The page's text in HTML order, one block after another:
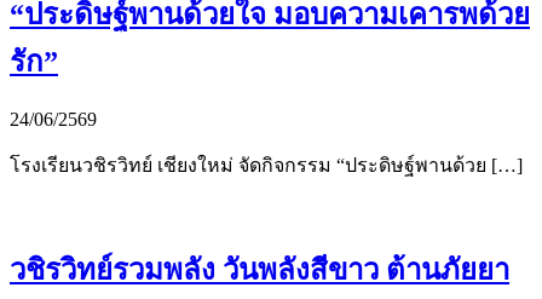
“ประดิษฐ์พานด้วยใจ มอบความเคารพด้วย
รัก”
24/06/2569
โรงเรียนวชิรวิทย์ เชียงใหม่ จัดกิจกรรม “ประดิษฐ์พานด้วย […]
วชิรวิทย์รวมพลัง วันพลังสีขาว ต้านภัยยา